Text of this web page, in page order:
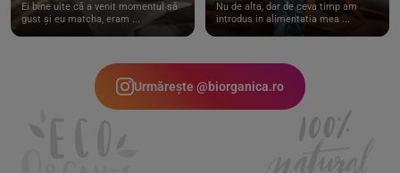
Ei bine uite că a venit momentul să
gust și eu matcha, eram ...
Nu de alta, dar de ceva timp am
introdus in alimentatia mea ...
Urmărește @biorganica.ro